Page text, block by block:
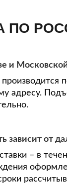
ПО
и
производится
адресу.
зависит от
– в